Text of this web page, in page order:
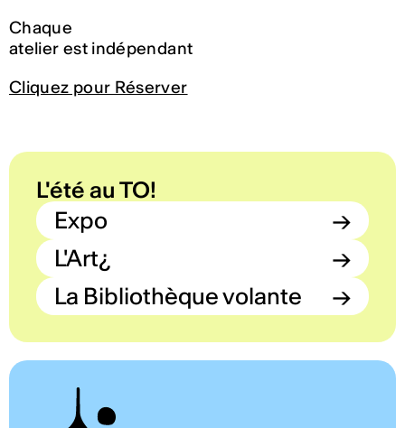
Chaque
atelier est indépendant
Cliquez pour Réserver
L'été au TO!
Expo
→
L'Art¿
→
La Bibliothèque volante
→